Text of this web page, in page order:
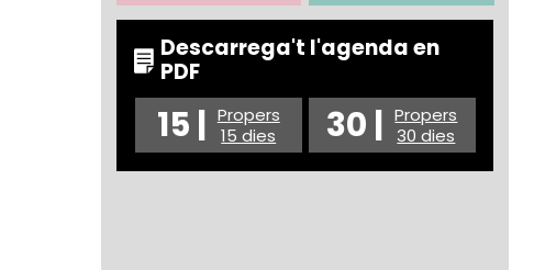
Descarrega't l'agenda en
PDF
15 | Propers
15 dies
30 | Propers
30 dies